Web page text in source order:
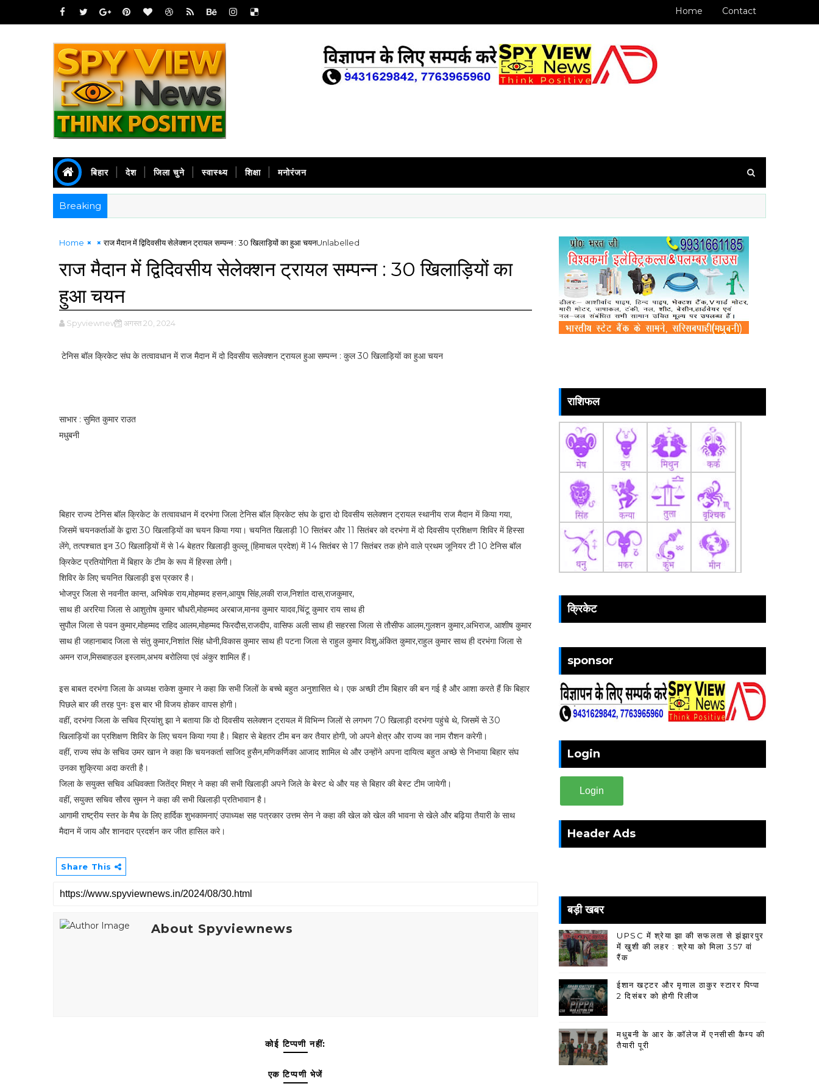
Home Contact
बिहार देश जिला चुने स्वास्थ्य शिक्षा मनोरंजन
Breaking
Home Unlabelled
राज मैदान में द्विदिवसीय सेलेक्शन ट्रायल सम्पन्न : 30 खिलाड़ियों का हुआ चयन
राज मैदान में द्विदिवसीय सेलेक्शन ट्रायल सम्पन्न : 30 खिलाड़ियों का
हुआ चयन
Spyviewnews अगस्त 20, 2024
टेनिस बॉल क्रिकेट संघ के तत्वावधान में राज मैदान में दो दिवसीय सलेक्शन ट्रायल हुआ सम्पन्न : कुल 30 खिलाड़ियों का हुआ चयन
साभार : सुमित कुमार राउत
मधुबनी
बिहार राज्य टेनिस बॉल क्रिकेट के तत्वावधान में दरभंगा जिला टेनिस बॉल क्रिकेट संघ के द्वारा दो दिवसीय सलेक्शन ट्रायल स्थानीय राज मैदान में किया गया,
जिसमें चयनकर्ताओं के द्वारा 30 खिलाड़ियों का चयन किया गया। चयनित खिलाड़ी 10 सितंबर और 11 सितंबर को दरभंगा में दो दिवसीय प्रशिक्षण शिविर में हिस्सा
लेंगे, तत्पश्चात इन 30 खिलाड़ियों में से 14 बेहतर खिलाड़ी कुल्लू (हिमाचल प्रदेश) में 14 सितंबर से 17 सितंबर तक होने वाले प्रथम जूनियर टी 10 टेनिस बॉल
क्रिकेट प्रतियोगिता में बिहार के टीम के रूप में हिस्सा लेगी।
शिविर के लिए चयनित खिलाड़ी इस प्रकार है।
भोजपुर जिला से नवनीत कान्त, अभिषेक राय,मोहम्मद हसन,आयुष सिंह,लकी राज,निशांत दास,राजकुमार,
साथ ही अररिया जिला से आशुतोष कुमार चौधरी,मोहम्मद अरबाज,मानव कुमार यादव,चिंटू कुमार राय साथ ही
सुपौल जिला से पवन कुमार,मोहम्मद राहिद आलम,मोहम्मद फिरदौस,राजदीप, वासिफ अली साथ ही सहरसा जिला से तौसीफ आलम,गुलशन कुमार,अभिराज, आशीष कुमार
साथ ही जहानाबाद जिला से संतु कुमार,निशांत सिंह धोनी,विकास कुमार साथ ही पटना जिला से राहुल कुमार विशु,अंकित कुमार,राहुल कुमार साथ ही दरभंगा जिला से
अमन राज,मिसबाहउल इस्लाम,अभय बरोलिया एवं अंकुर शामिल हैं।
इस बाबत दरभंगा जिला के अध्यक्ष राकेश कुमार ने कहा कि सभी जिलों के बच्चे बहुत अनुशासित थे। एक अच्छी टीम बिहार की बन गई है और आशा करते हैं कि बिहार
पिछले बार की तरह पुनः इस बार भी विजय होकर वापस होगी।
वहीं, दरभंगा जिला के सचिव प्रियांशु झा ने बताया कि दो दिवसीय सलेक्शन ट्रायल में विभिन्न जिलों से लगभग 70 खिलाड़ी दरभंगा पहुंचे थे, जिसमें से 30
खिलाड़ियों का प्रशिक्षण शिविर के लिए चयन किया गया है। बिहार से बेहतर टीम बन कर तैयार होगी, जो अपने क्षेत्र और राज्य का नाम रौशन करेगी।
वहीं, राज्य संघ के सचिव उमर खान ने कहा कि चयनकर्ता साजिद हुसैन,मणिकर्णिका आजाद शामिल थे और उन्होंने अपना दायित्व बहुत अच्छे से निभाया बिहार संघ
उनका शुक्रिया अदा करती है।
जिला के सयुक्त सचिव अधिवक्ता जितेंद्र मिश्र ने कहा की सभी खिलाड़ी अपने जिले के बेस्ट थे और यह से बिहार की बेस्ट टीम जायेगी।
वहीं, सयुक्त सचिव सौरव सुमन ने कहा की सभी खिलाड़ी प्रतिभावान है।
आगामी राष्ट्रीय स्तर के मैच के लिए हार्दिक शुभकामनाएं उपाध्यक्ष सह पत्रकार उत्तम सेन ने कहा की खेल को खेल की भावना से खेले और बढ़िया तैयारी के साथ
मैदान में जाय और शानदार प्रदर्शन कर जीत हासिल करे।
Share This
About Spyviewnews
कोई टिप्पणी नहीं:
एक टिप्पणी भेजें
राशिफल
क्रिकेट
sponsor
Login
Login
Header Ads
बड़ी खबर
UPSC में श्रेया झा की सफलता से झंझारपुर
में खुशी की लहर : श्रेया को मिला 357 वां
रैंक
ईशान खट्टर और मृणाल ठाकुर स्टारर पिप्पा
2 दिसंबर को होगी रिलीज
मधुबनी के आर के.कॉलेज में एनसीसी कैम्प की
तैयारी पूरी